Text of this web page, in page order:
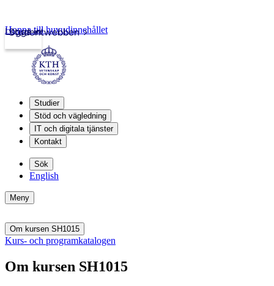
Studentwebben
Logga in
Hoppa till huvudinnehållet
Studier
Stöd och vägledning
IT och digitala tjänster
Kontakt
Sök
English
Meny
Om kursen SH1015
Kurs- och programkatalogen
Om kursen SH1015